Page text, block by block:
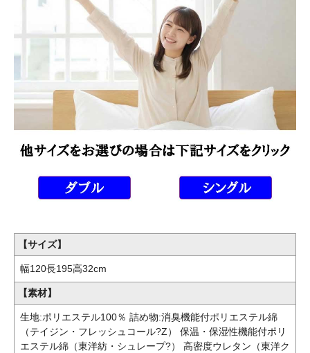
【サイズ】
幅120長195高32cm
【素材】
生地:ポリエステル100％ 詰め物:消臭機能付ポリエステル綿
（テイジン・フレッシュコール?Z） 保温・保湿性機能付ポリ
エステル綿（東洋紡・シュレープ?） 高密度ウレタン（東洋ク